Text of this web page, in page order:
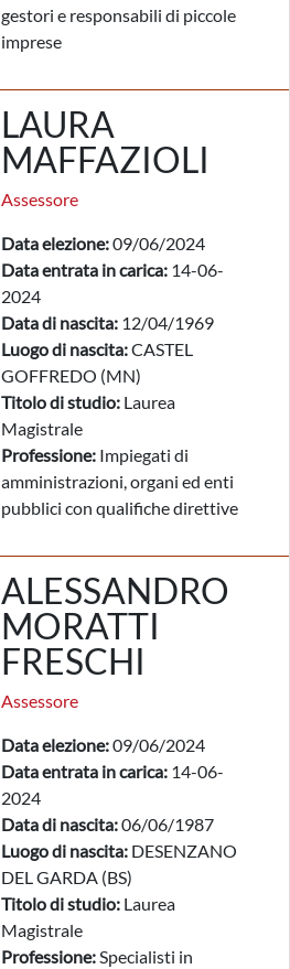
gestori e responsabili di piccole
imprese
LAURA
MAFFAZIOLI
Assessore
Data elezione:09/06/2024
Data entrata in carica: 14-06-
2024
Data di nascita: 12/04/1969
Luogo di nascita:CASTEL
GOFFREDO (MN)
Titolo di studio: Laurea
Magistrale
Professione: Impiegati di
amministrazioni, organi ed enti
pubblici con qualifiche direttive
ALESSANDRO
MORATTI
FRESCHI
Assessore
Data elezione:09/06/2024
Data entrata in carica: 14-06-
2024
Data di nascita:06/06/1987
Luogo di nascita: DESENZANO
DEL GARDA (BS)
Titolo di studio: Laurea
Magistrale
Professione:Specialisti in